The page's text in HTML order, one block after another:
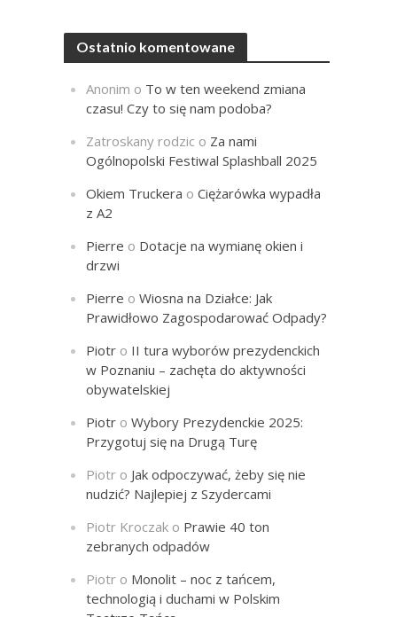
Ostatnio komentowane
Anonim o To w ten weekend zmiana
czasu! Czy to się nam podoba?
Zatroskany rodzic o Za nami
Ogólnopolski Festiwal Splashball 2025
Okiem Truckera oCiężarówka wypadła
z A2
Pierre o Dotacje na wymianę okien i
drzwi
Pierre oWiosna na Działce: Jak
Prawidłowo Zagospodarować Odpady?
Piotr o II tura wyborów prezydenckich
w Poznaniu – zachęta do aktywności
obywatelskiej
Piotr oWybory Prezydenckie 2025:
Przygotuj się na Drugą Turę
Piotr o Jak odpoczywać, żeby się nie
nudzić? Najlepiej z Szydercami
Piotr Kroczak o Prawie 40 ton
zebranych odpadów
Piotr o Monolit – noc z tańcem,
technologią i duchami w Polskim